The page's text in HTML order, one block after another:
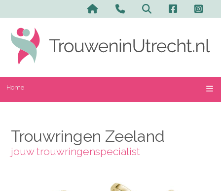
Home
Trouwringen Zeeland
jouw trouwringenspecialist